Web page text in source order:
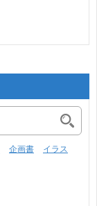
企画書
イラス